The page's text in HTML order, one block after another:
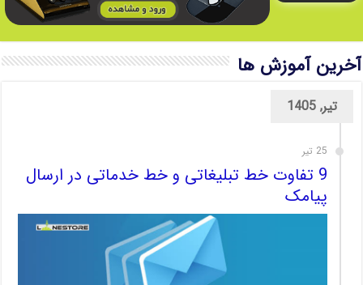
آخرین آموزش ها
تیر, 1405
25 تیر
9 تفاوت خط تبلیغاتی و خط خدماتی در ارسال
پیامک